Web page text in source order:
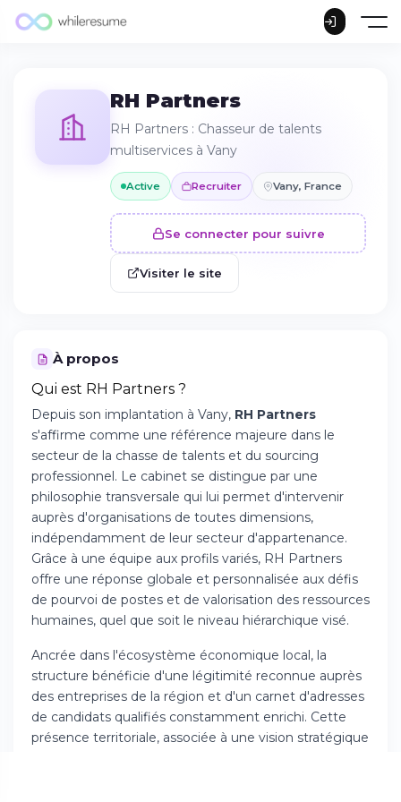
RH Partners
RH Partners : Chasseur de talents
multiservices à Vany
Active Recruiter Vany, France
Se connecter pour suivre
Visiter le site
À propos
Qui est RH Partners ?
Depuis son implantation à Vany, RH Partners
s'affirme comme une référence majeure dans le
secteur de la chasse de talents et du sourcing
professionnel. Le cabinet se distingue par une
philosophie transversale qui lui permet d'intervenir
auprès d'organisations de toutes dimensions,
indépendamment de leur secteur d'appartenance.
Grâce à une équipe aux profils variés, RH Partners
offre une réponse globale et personnalisée aux défis
de pourvoi de postes et de valorisation des ressources
humaines, quel que soit le niveau hiérarchique visé.
Ancrée dans l'écosystème économique local, la
structure bénéficie d'une légitimité reconnue auprès
des entreprises de la région et d'un carnet d'adresses
de candidats qualifiés constamment enrichi. Cette
présence territoriale, associée à une vision stratégique